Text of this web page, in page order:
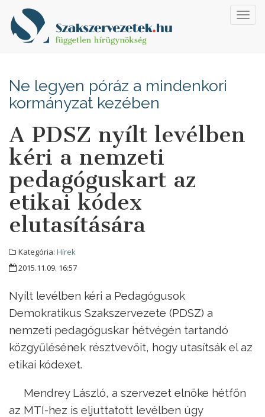
Ne legyen póráz a mindenkori
kormányzat kezében
A PDSZ nyílt levélben
kéri a nemzeti
pedagóguskart az
etikai kódex
elutasítására
Kategória: Hírek
2015.11.09. 16:57
Nyílt levélben kéri a Pedagógusok
Demokratikus Szakszervezete (PDSZ) a
nemzeti pedagóguskar hétvégén tartandó
közgyűlésének résztvevőit, hogy utasítsák el az
etikai kódexet.
Mendrey László, a szervezet elnöke hétfőn
az MTI-hez is eljuttatott levélben úgy